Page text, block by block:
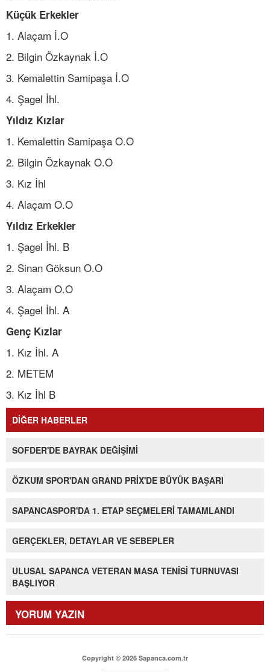
Küçük Erkekler
1. Alaçam İ.O
2. Bilgin Özkaynak İ.O
3. Kemalettin Samipaşa İ.O
4. Şagel İhl.
Yıldız Kızlar
1. Kemalettin Samipaşa O.O
2. Bilgin Özkaynak O.O
3. Kız İhl
4. Alaçam O.O
Yıldız Erkekler
1. Şagel İhl. B
2. Sinan Göksun O.O
3. Alaçam O.O
4. Şagel İhl. A
Genç Kızlar
1. Kız İhl. A
2. METEM
3. Kız İhl B
DİĞER HABERLER
SOFDER'DE BAYRAK DEĞİŞİMİ
ÖZKUM SPOR'DAN GRAND PRİX'DE BÜYÜK BAŞARI
SAPANCASPOR'DA 1. ETAP SEÇMELERİ TAMAMLANDI
GERÇEKLER, DETAYLAR VE SEBEPLER
ULUSAL SAPANCA VETERAN MASA TENİSİ TURNUVASI
BAŞLIYOR
YORUM YAZIN
Copyright © 2026 Sapanca.com.tr